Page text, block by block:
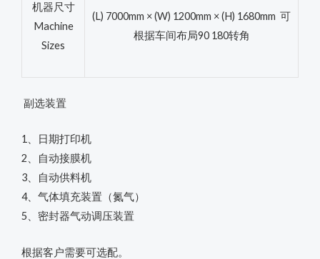
机器尺寸
Machine
Sizes
(L) 7000mm × (W) 1200mm × (H) 1680mm 可
根据车间布局90 180转角
副选装置
1、日期打印机
2、自动接膜机
3、自动供料机
4、气体填充装置（氮气）
5、密封器气动调压装置
根据客户需要可选配。